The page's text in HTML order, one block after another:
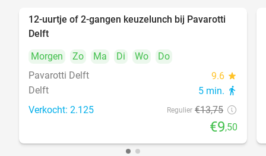
31%
12-uurtje of 2-gangen keuzelunch bij Pavarotti
Delft
Morgen
Zo Ma Di Wo
Do
Pavarotti Delft
9.6 star
Delft 5 min. directions_walk
Verkocht: 2.125 Regulier €13,75
€9,50